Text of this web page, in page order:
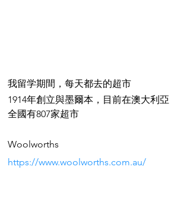
我留学期間，每天都去的超市
1914年創立與墨爾本，目前在澳大利亞
全國有807家超市
Woolworths
https://www.woolworths.com.au/